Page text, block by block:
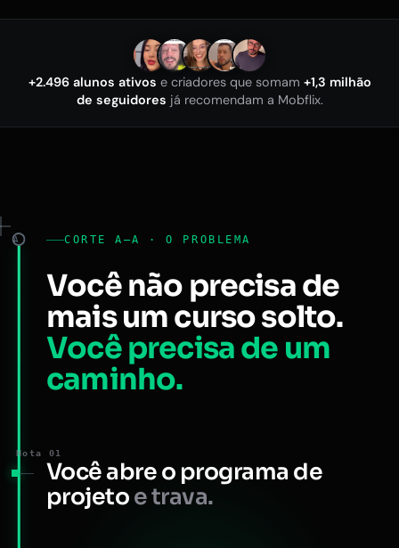
+2.496 alunos ativos e criadores que somam +1,3 milhão
de seguidores já recomendam a Mobflix.
A CORTE A–A · O PROBLEMA
Você não precisa de
mais um curso solto.
Você precisa de um
caminho.
Nota 01
Você abre o programa de
projetoe trava.